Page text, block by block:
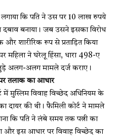
लगाया कि पति ने उस पर 10 लाख रुपये
बनाया। जब उसने इसका विरोध
और शारीरिक रूप से प्रताड़ित किया
महिला ने घरेलू हिंसा, धारा 498-ए
अलग-अलग मामले दर्ज कराए।
तलाक का आधार
में मुस्लिम विवाह विच्छेद अधिनियम के
दायर की थी। फैमिली कोर्ट ने मामले
कि पति ने लंबे समय तक पत्नी का
और इस आधार पर विवाह विच्छेद का